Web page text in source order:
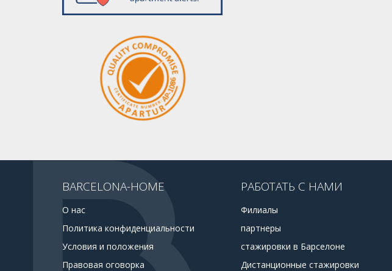
BARCELONA-HOME
О нас
Политика конфиденциальности
Условия и положения
Правовая оговорка
РАБОТАТЬ С НАМИ
Филиалы
партнеры
стажировки в Барселоне
Дистанционные стажировки